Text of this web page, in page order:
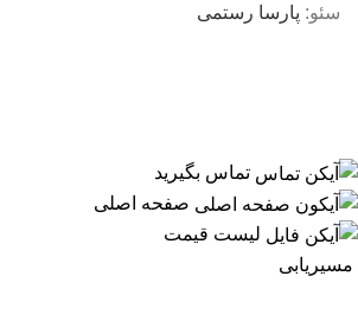
سئو: پارسا رستمی
تماس بگیرید
صفحه اصلی
لیست قیمت
مسیریابی